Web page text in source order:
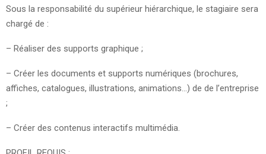
Sous la responsabilité du supérieur hiérarchique, le stagiaire sera
chargé de :
– Réaliser des supports graphique ;
– Créer les documents et supports numériques (brochures,
affiches, catalogues, illustrations, animations…) de de l’entreprise
;
– Créer des contenus interactifs multimédia.